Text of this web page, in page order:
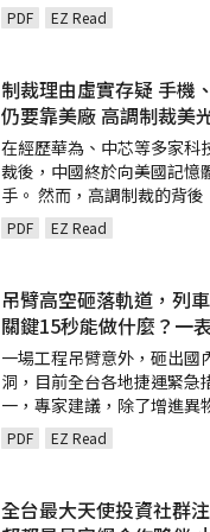
PDF EZ Read
制裁理由虛實存疑 手機
仍要靠美廠 高調制裁美
在經歷華為、中芯等多家科
裁後，中國終於向美國記憶
手。 然而，高調制裁的背
PDF EZ Read
吊臂高空砸落軌道，列
關鍵15秒能做什麼？一
一場工程吊臂意外，砸出國
洞，目前全台各地捷運緊急
一，專家建議，除了增進異
PDF EZ Read
全台最大天使投資社群